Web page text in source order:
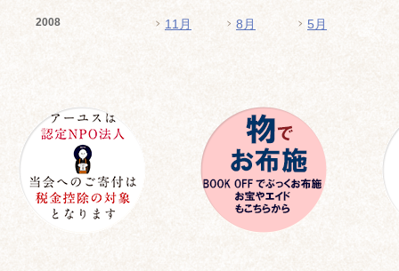
2008 11月 8月 5月